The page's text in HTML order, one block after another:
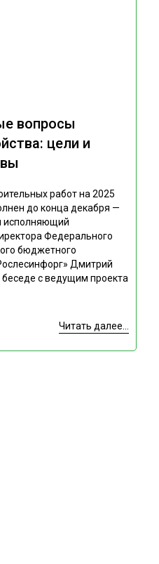
вопросы
цели и
работ на 2025
до конца декабря —
исполняющий
Федерального
бюджетного
Дмитрий
беседе с ведущим проекта
Читать далее...